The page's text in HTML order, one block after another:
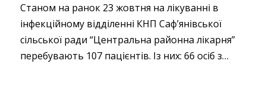
Станом на ранок 23 жовтня на лікуванні в
інфекційному відділенні КНП Саф’янівської
сільської ради “Центральна районна лікарня”
перебувають 107 пацієнтів. Із них: 66 осіб з…